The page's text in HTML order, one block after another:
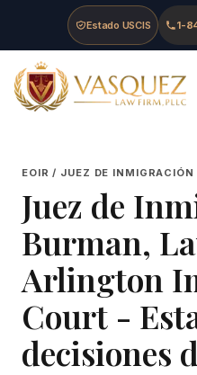
Skip to main content
Skip to navigation
Skip to footer
Estado USCIS 1-
Vasquez Law Firm - Home
EOIR / JUEZ DE INMIGRACIÓN
Juez de
Burman,
Arlington
Court -
decisiones